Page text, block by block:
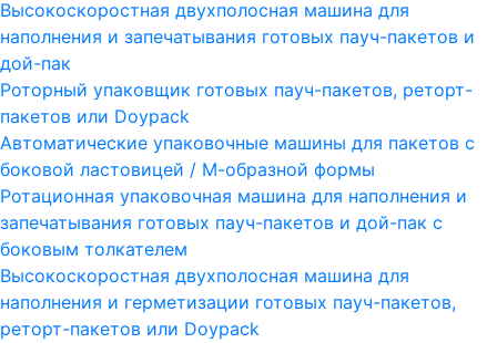
Высокоскоростная двухполосная машина для
наполнения и запечатывания готовых пауч-пакетов и
дой-пак
Роторный упаковщик готовых пауч-пакетов, реторт-
пакетов или Doypack
Автоматические упаковочные машины для пакетов с
боковой ластовицей / М-образной формы
Ротационная упаковочная машина для наполнения и
запечатывания готовых пауч-пакетов и дой-пак с
боковым толкателем
Высокоскоростная двухполосная машина для
наполнения и герметизации готовых пауч-пакетов,
реторт-пакетов или Doypack